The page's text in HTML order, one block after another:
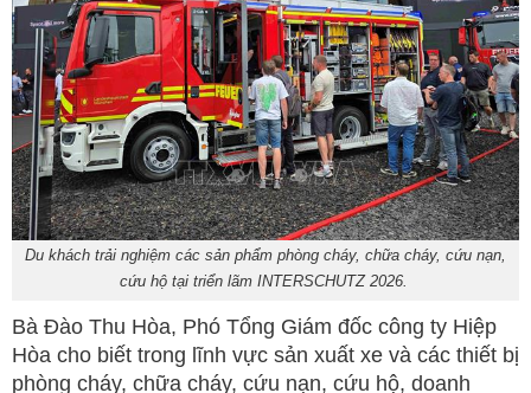
Du khách trải nghiệm các sản phẩm phòng cháy, chữa cháy, cứu nạn,
cứu hộ tại triển lãm INTERSCHUTZ 2026.
Bà Đào Thu Hòa, Phó Tổng Giám đốc công ty Hiệp
Hòa cho biết trong lĩnh vực sản xuất xe và các thiết bị
phòng cháy, chữa cháy, cứu nạn, cứu hộ, doanh